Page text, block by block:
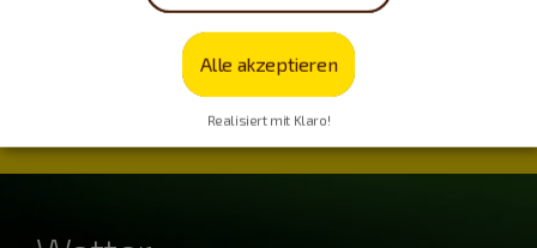
Alle akzeptieren
Realisiert mit Klaro!